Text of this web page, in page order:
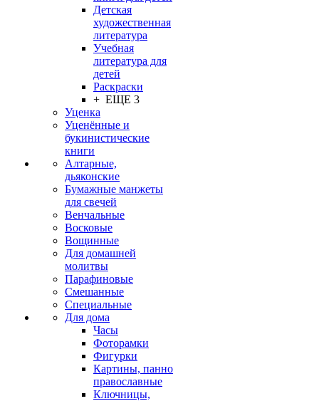
Детская
художественная
литература
Учебная
литература для
детей
Раскраски
+ ЕЩЕ 3
Уценка
Уценённые и
букинистические
книги
Алтарные,
дьяконские
Бумажные манжеты
для свечей
Венчальные
Восковые
Вощинные
Для домашней
молитвы
Парафиновые
Смешанные
Специальные
Для дома
Часы
Фоторамки
Фигурки
Картины, панно
православные
Ключницы,